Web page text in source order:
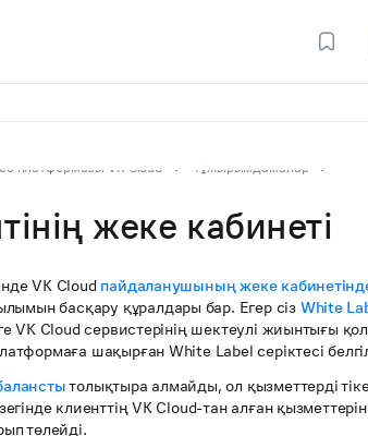
платформасы VK Cloud
Тұжырымдамалар
жеке кабинеті
VK Cloud пайдаланушының жеке
басқару құралдары бар. Егер сіз White
VK Cloud сервистерінің шектеулі жиынтығы
шақырған White Label серіктесі
толықтыра алмайды, ол қызметтерді
клиенттің VK Cloud-тан алған қызметтерін
төлейді.